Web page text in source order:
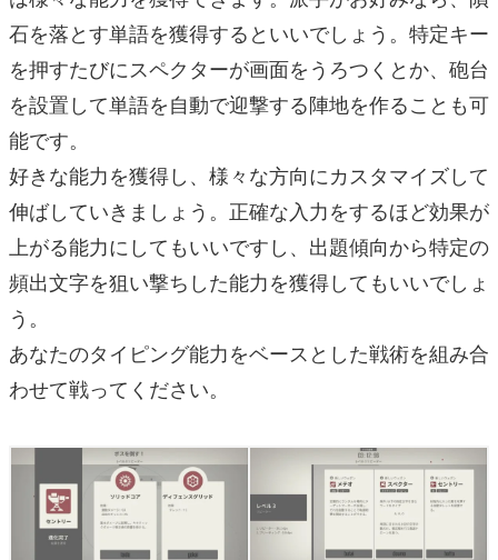
石を落とす単語を獲得するといいでしょう。特定キー
を押すたびにスペクターが画面をうろつくとか、砲台
を設置して単語を自動で迎撃する陣地を作ることも可
能です。
好きな能力を獲得し、様々な方向にカスタマイズして
伸ばしていきましょう。正確な入力をするほど効果が
上がる能力にしてもいいですし、出題傾向から特定の
頻出文字を狙い撃ちした能力を獲得してもいいでしょ
う。
あなたのタイピング能力をベースとした戦術を組み合
わせて戦ってください。